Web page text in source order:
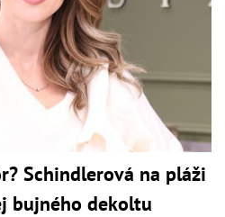
Schindlerová na pláži
bujného dekoltu